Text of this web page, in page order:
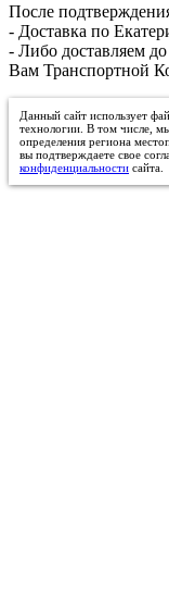
После
- Доставка по
- Либо доставляем
Вам Транспортной
Данный сайт использует
технологии. В том числе,
определения региона
вы подтверждаете свое
конфиденциальности сайта.